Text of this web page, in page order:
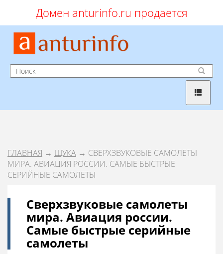
Домен anturinfo.ru продается
ГЛАВНАЯ → ЩУКА → СВЕРХЗВУКОВЫЕ САМОЛЕТЫ
МИРА. АВИАЦИЯ РОССИИ. САМЫЕ БЫСТРЫЕ
СЕРИЙНЫЕ САМОЛЕТЫ
Сверхзвуковые самолеты
мира. Авиация россии.
Самые быстрые серийные
самолеты